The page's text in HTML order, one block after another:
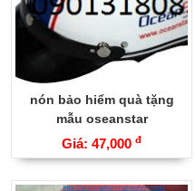
nón bảo hiểm quà tặng
mẫu oseanstar
Giá: 47,000 đ